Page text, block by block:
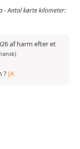
- Antal kørte kilometer:
af harm efter et
? JA